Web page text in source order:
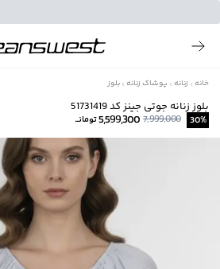
خانه زنانه پوشاک زنانه بلوز
بلوز زنانه جوتی جینز کد 51731419
30%
7,999,000
5,599,300تومانــ